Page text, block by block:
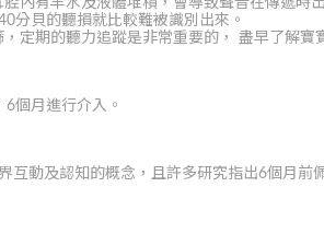
內有羊水及液體堆積，會導致聲音在傳遞時
分貝的聽損就比較難被識別出來。
定期的聽力追蹤是非常重要的， 盡早了解寶
個月進行介入。
互動及認知的概念，且許多研究指出6個月前